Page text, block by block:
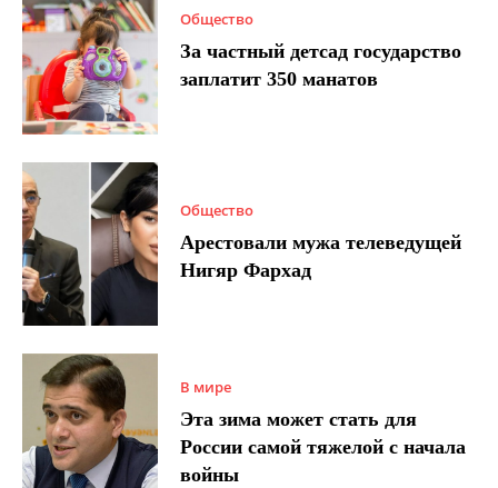
Общество
За частный детсад государство
заплатит 350 манатов
Общество
Арестовали мужа телеведущей
Нигяр Фархад
В мире
Эта зима может стать для
России самой тяжелой с начала
войны